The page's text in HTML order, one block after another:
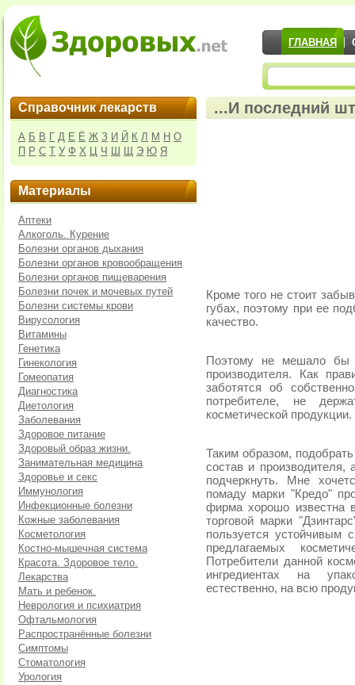
ГЛАВНАЯ
Справочник лекарств
А Б В Г Д Е Ё Ж З И Й К Л М Н О
П Р С Т У Ф Х Ц Ч Ш Щ Э Ю Я
Материалы
Аптеки
Алкоголь. Курение
Болезни органов дыхания
Болезни органов кровообращения
Болезни органов пищеварения
Болезни почек и мочевых путей
Болезни системы крови
Вирусология
Витамины
Генетика
Гинекология
Гомеопатия
Диагностика
Диетология
Заболевания
Здоровое питание
Здоровый образ жизни.
Занимательная медицина
Здоровье и секс
Иммунология
Инфекционные болезни
Кожные заболевания
Косметология
Костно-мышечная система
Красота. Здоровое тело.
Лекарства
Мать и ребенок.
Неврология и психиатрия
Офтальмология
Распространённые болезни
Симптомы
Стоматология
Урология
...И последний
Кроме того не стоит
губах, поэтому при ее
качество.
Поэтому не мешало бы
производителя. Как
заботятся об
потребителе, не
косметической продукции.
Таким образом,
состав и производителя,
подчеркнуть. Мне
помаду марки "Кредо"
фирма хорошо известна
торговой марки
пользуется устойчивым
предлагаемых
Потребители данной
ингредиентах на
естественно, на всю